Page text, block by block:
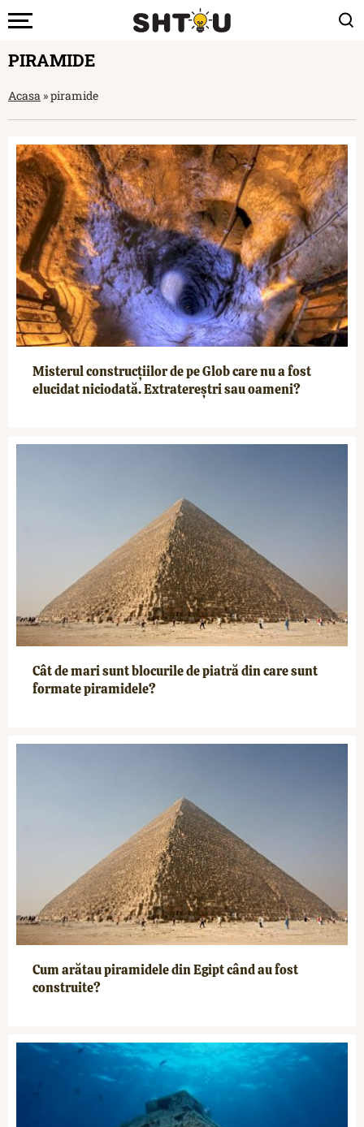
PIRAMIDE
Acasa »piramide
Misterul construcțiilor de pe Glob care nu a fost
elucidat niciodată. Extratereștri sau oameni?
Cât de mari sunt blocurile de piatră din care sunt
formate piramidele?
Cum arătau piramidele din Egipt când au fost
construite?